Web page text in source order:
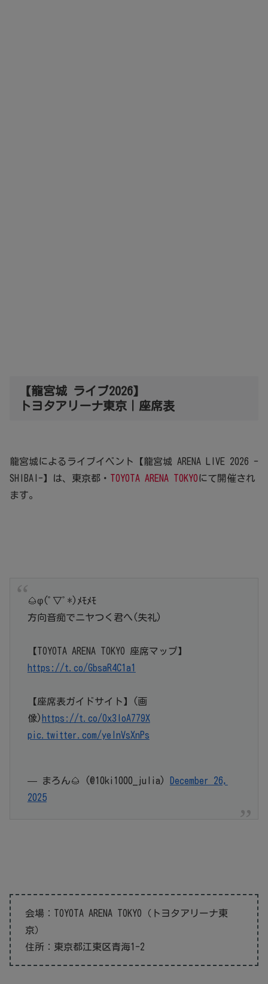
【龍宮城 ライブ2026】
トヨタアリーナ東京｜座席表
龍宮城によるライブイベント【龍宮城 ARENA LIVE 2026 -
SHIBAI-】は、東京都・ TOYOTA ARENA TOKYOにて開催され
ます。
🌰φ(ﾟ▽ﾟ*)ﾒﾓﾒﾓ
方向音痴でニヤつく君へ(失礼)
【TOYOTA ARENA TOKYO 座席マップ】
https://t.co/GbsaR4C1a1
【座席表ガイドサイト】(画
像) https://t.co/Ox3loA779X
pic.twitter.com/yelnVsXnPs
— まろん🌰 (@10ki1000_julia)
December 26,
2025
会場：TOYOTA ARENA TOKYO（トヨタアリーナ東
京）
住所：東京都江東区青海1-2